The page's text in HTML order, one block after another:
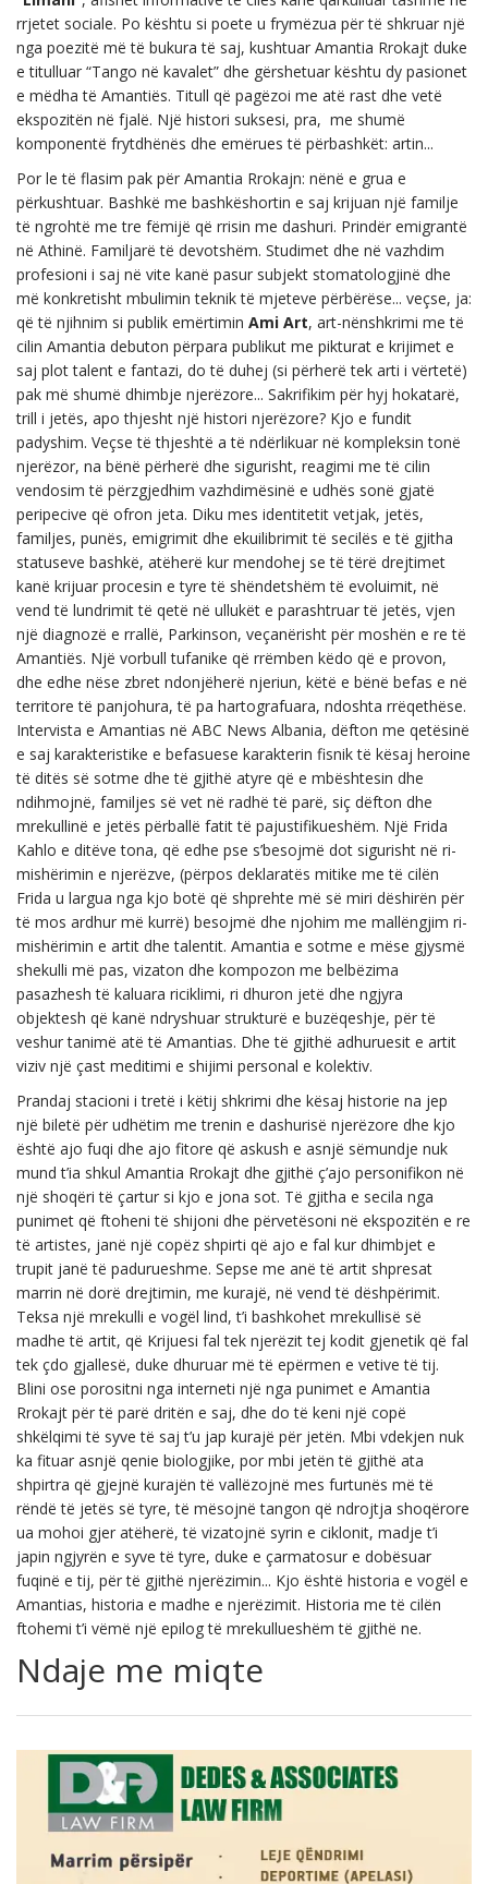
rrjetet sociale. Po kështu si poete u frymëzua për të shkruar një
nga poezitë më të bukura të saj, kushtuar Amantia Rrokajt duke
e titulluar “Tango në kavalet” dhe gërshetuar kështu dy pasionet
e mëdha të Amantiës. Titull që pagëzoi me atë rast dhe vetë
ekspozitën në fjalë. Një histori suksesi, pra, me shumë
komponentë frytdhënës dhe emërues të përbashkët: artin...
Por le të flasim pak për Amantia Rrokajn: nënë e grua e
përkushtuar. Bashkë me bashkëshortin e saj krijuan një familje
të ngrohtë me tre fëmijë që rrisin me dashuri. Prindër emigrantë
në Athinë. Familjarë të devotshëm. Studimet dhe në vazhdim
profesioni i saj në vite kanë pasur subjekt stomatologjinë dhe
më konkretisht mbulimin teknik të mjeteve përbërëse... veçse, ja:
që të njihnim si publik emërtimin Ami Art, art-nënshkrimi me të
cilin Amantia debuton përpara publikut me pikturat e krijimet e
saj plot talent e fantazi, do të duhej (si përherë tek arti i vërtetë)
pak më shumë dhimbje njerëzore... Sakrifikim për hyj hokatarë,
trill i jetës, apo thjesht një histori njerëzore? Kjo e fundit
padyshim. Veçse të thjeshtë a të ndërlikuar në kompleksin tonë
njerëzor, na bënë përherë dhe sigurisht, reagimi me të cilin
vendosim të përzgjedhim vazhdimësinë e udhës sonë gjatë
peripecive që ofron jeta. Diku mes identitetit vetjak, jetës,
familjes, punës, emigrimit dhe ekuilibrimit të secilës e të gjitha
statuseve bashkë, atëherë kur mendohej se të tërë drejtimet
kanë krijuar procesin e tyre të shëndetshëm të evoluimit, në
vend të lundrimit të qetë në ullukët e parashtruar të jetës, vjen
një diagnozë e rrallë, Parkinson, veçanërisht për moshën e re të
Amantiës. Një vorbull tufanike që rrëmben këdo që e provon,
dhe edhe nëse zbret ndonjëherë njeriun, këtë e bënë befas e në
territore të panjohura, të pa hartografuara, ndoshta rrëqethëse.
Intervista e Amantias në ABC News Albania, dëfton me qetësinë
e saj karakteristike e befasuese karakterin fisnik të kësaj heroine
të ditës së sotme dhe të gjithë atyre që e mbështesin dhe
ndihmojnë, familjes së vet në radhë të parë, siç dëfton dhe
mrekullinë e jetës përballë fatit të pajustifikueshëm. Një Frida
Kahlo e ditëve tona, që edhe pse s’besojmë dot sigurisht në ri-
mishërimin e njerëzve, (përpos deklaratës mitike me të cilën
Frida u largua nga kjo botë që shprehte më së miri dëshirën për
të mos ardhur më kurrë) besojmë dhe njohim me mallëngjim ri-
mishërimin e artit dhe talentit. Amantia e sotme e mëse gjysmë
shekulli më pas, vizaton dhe kompozon me belbëzima
pasazhesh të kaluara riciklimi, ri dhuron jetë dhe ngjyra
objektesh që kanë ndryshuar strukturë e buzëqeshje, për të
veshur tanimë atë të Amantias. Dhe të gjithë adhuruesit e artit
viziv një çast meditimi e shijimi personal e kolektiv.
Prandaj stacioni i tretë i këtij shkrimi dhe kësaj historie na jep
një biletë për udhëtim me trenin e dashurisë njerëzore dhe kjo
është ajo fuqi dhe ajo fitore që askush e asnjë sëmundje nuk
mund t’ia shkul Amantia Rrokajt dhe gjithë ç’ajo personifikon në
një shoqëri të çartur si kjo e jona sot. Të gjitha e secila nga
punimet që ftoheni të shijoni dhe përvetësoni në ekspozitën e re
të artistes, janë një copëz shpirti që ajo e fal kur dhimbjet e
trupit janë të padurueshme. Sepse me anë të artit shpresat
marrin në dorë drejtimin, me kurajë, në vend të dëshpërimit.
Teksa një mrekulli e vogël lind, t’i bashkohet mrekullisë së
madhe të artit, që Krijuesi fal tek njerëzit tej kodit gjenetik që fal
tek çdo gjallesë, duke dhuruar më të epërmen e vetive të tij.
Blini ose porositni nga interneti një nga punimet e Amantia
Rrokajt për të parë dritën e saj, dhe do të keni një copë
shkëlqimi të syve të saj t’u jap kurajë për jetën. Mbi vdekjen nuk
ka fituar asnjë qenie biologjike, por mbi jetën të gjithë ata
shpirtra që gjejnë kurajën të vallëzojnë mes furtunës më të
rëndë të jetës së tyre, të mësojnë tangon që ndrojtja shoqërore
ua mohoi gjer atëherë, të vizatojnë syrin e ciklonit, madje t’i
japin ngjyrën e syve të tyre, duke e çarmatosur e dobësuar
fuqinë e tij, për të gjithë njerëzimin... Kjo është historia e vogël e
Amantias, historia e madhe e njerëzimit. Historia me të cilën
ftohemi t’i vëmë një epilog të mrekullueshëm të gjithë ne.
Ndaje me miqte